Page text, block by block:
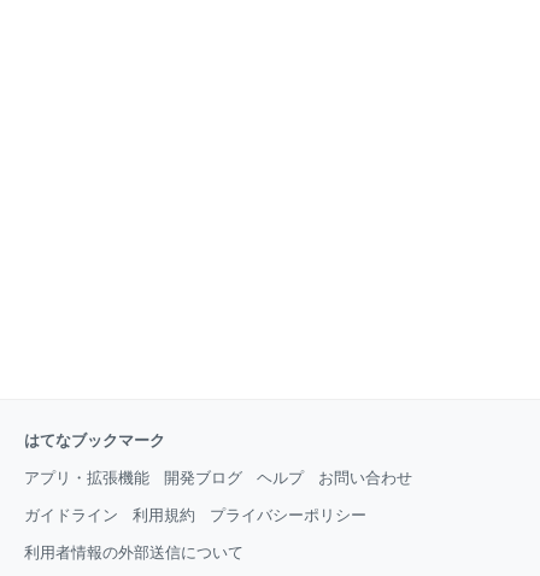
はてなブックマーク
アプリ・拡張機能 開発ブログ ヘルプ お問い合わせ
ガイドライン 利用規約 プライバシーポリシー
利用者情報の外部送信について